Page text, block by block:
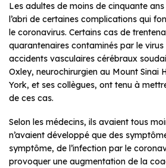
Les adultes de moins de cinquante
l’abri de certaines complications qui
le coronavirus. Certains cas de
quarantenaires contaminés par le
accidents vasculaires cérébraux
Oxley, neurochirurgien au Mount Sinai
York, et ses collègues, ont tenu à
de ces cas.
Selon les médecins, ils avaient tous
n’avaient développé que des
symptôme, de l’infection par le
provoquer une augmentation de la